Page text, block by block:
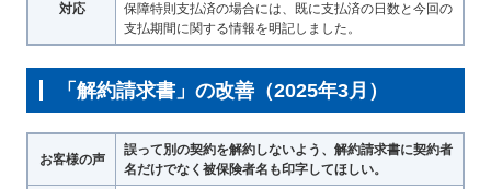
あんしんねんきん介護
あんしんねんきん介護Ｒ
5年ごと利差配当付こども保険
個人年金保険
急な資金が必要なとき
引越しするとき
結婚するとき
保険料の支払いが困難なとき
海外渡航するとき
確定申告・年末調整するとき
子どもが生まれるとき
子どもが独立・就職するとき
転職・退職するとき
離婚するとき
介護が必要になったとき
ご病気・ご不幸があったとき
対応
保障特則支払済の場合には、既に支払済の日数と今回の
支払期間に関する情報を明記しました。
「解約請求書」の改善（2025年3月）
お客様の声
誤って別の契約を解約しないよう、解約請求書に契約者
名だけでなく被保険者名も印字してほしい。